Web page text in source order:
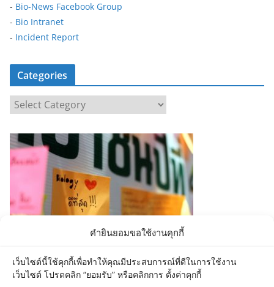
คำยินยอมขอใช้งานคุกกี้
เว็บไซต์นี้ใช้คุกกี้เพื่อทำให้คุณมีประสบการณ์ที่ดีในการใช้งาน
เว็บไซต์ โปรดคลิก “ยอมรับ” หรือคลิกการ ตั้งค่าคุกกี้
- Bio-News Facebook Group
- Bio Intranet
- Incident Report
Categories
t
e
g
i